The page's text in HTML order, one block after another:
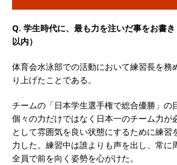
体育会積極採用企業
参加者は書類選考・一
いコンサルを行う ｜ ス
大手グループとしての
500万スタート ｜ 土日
Q. 学生時代に、最も力を注いだ事をお書
以内）
体育会水泳部での活動において練習長を務
り上げたことである。
チームの「日本学生選手権で総合優勝」の
個々の力だけではなく日本一のチーム力が
として雰囲気を良い状態にするために練習
力した。練習中は誰よりも声を出し、常に
全員で前を向く姿勢を心がけた。